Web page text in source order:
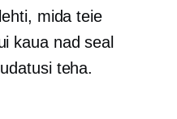
mida teie
kaua nad seal
teha.